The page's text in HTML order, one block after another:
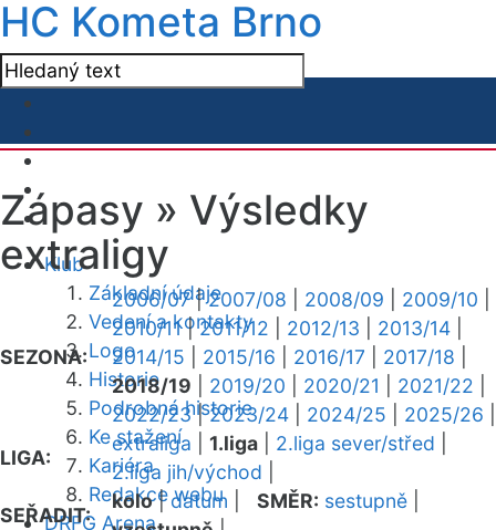
HC Kometa Brno
Klub
Základní údaje
Vedení a kontakty
Logo
Historie
Podrobná historie
Ke stažení
Kariéra
Redakce webu
DRFG Arena
Zápasy » Výsledky
extraligy
SEZONA:
2006/07|2007/08 2008/09 2009/10
2010/11|2011/12 2012/13 2013/14
2014/15
2015/16 2016/17 2017/18
2018/19
2019/20 2020/21 2021/22
2022/23|2023/24 2024/25 2025/26
LIGA:
extraliga 1.liga 2.liga sever/střed
2.liga jih/východ
SEŘADIT:
kolo|datum SMĚR: sestupně